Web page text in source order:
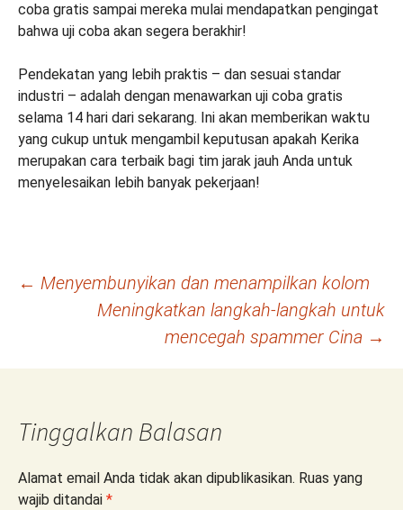
coba gratis sampai mereka mulai mendapatkan pengingat
bahwa uji coba akan segera berakhir!
Pendekatan yang lebih praktis – dan sesuai standar
industri – adalah dengan menawarkan uji coba gratis
selama 14 hari dari sekarang. Ini akan memberikan waktu
yang cukup untuk mengambil keputusan apakah Kerika
merupakan cara terbaik bagi tim jarak jauh Anda untuk
menyelesaikan lebih banyak pekerjaan!
Navigasi
← Menyembunyikan dan menampilkan kolom
Meningkatkan langkah-langkah untuk
mencegah spammer Cina →
Tinggalkan Balasan
Alamat email Anda tidak akan dipublikasikan. Ruas yang
wajib ditandai *